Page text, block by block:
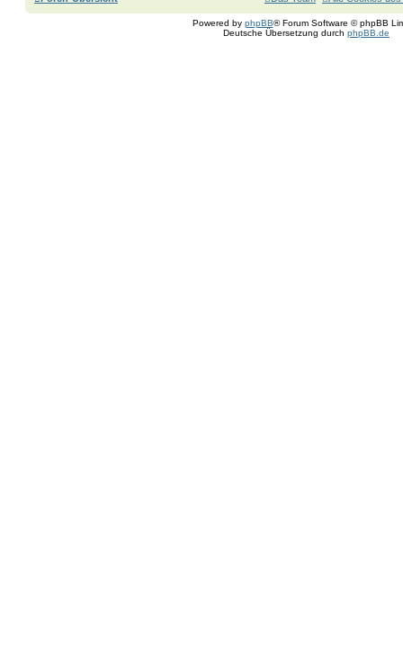
Powered by phpBB® Forum Software © phpBB
Deutsche Übersetzung durch phpBB.de